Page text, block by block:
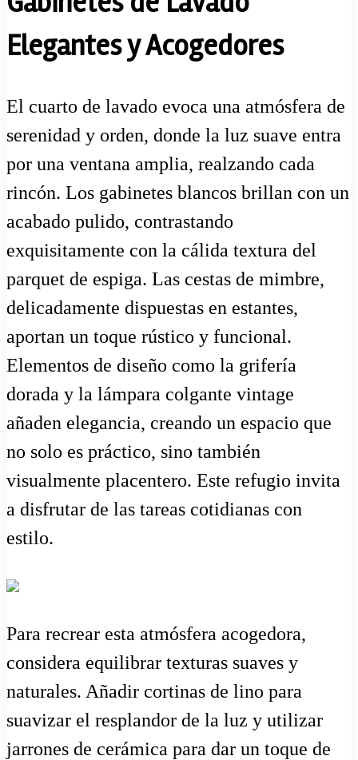
Elegantes y Acogedores
El cuarto de lavado evoca una atmósfera de
serenidad y orden, donde la luz suave entra
por una ventana amplia, realzando cada
rincón. Los gabinetes blancos brillan con un
acabado pulido, contrastando
exquisitamente con la cálida textura del
parquet de espiga. Las cestas de mimbre,
delicadamente dispuestas en estantes,
aportan un toque rústico y funcional.
Elementos de diseño como la grifería
dorada y la lámpara colgante vintage
añaden elegancia, creando un espacio que
no solo es práctico, sino también
visualmente placentero. Este refugio invita
a disfrutar de las tareas cotidianas con
estilo.
Para recrear esta atmósfera acogedora,
considera equilibrar texturas suaves y
naturales. Añadir cortinas de lino para
suavizar el resplandor de la luz y utilizar
jarrones de cerámica para dar un toque de